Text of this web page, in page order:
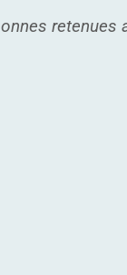
retenues